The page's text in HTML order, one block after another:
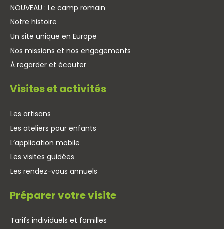
NOUVEAU : Le camp romain
Notre histoire
Un site unique en Europe
Nos missions et nos engagements
À regarder et écouter
Visites et activités
Les artisans
Les ateliers pour enfants
L’application mobile
Les visites guidées
Les rendez-vous annuels
Préparer votre visite
Tarifs individuels et familles